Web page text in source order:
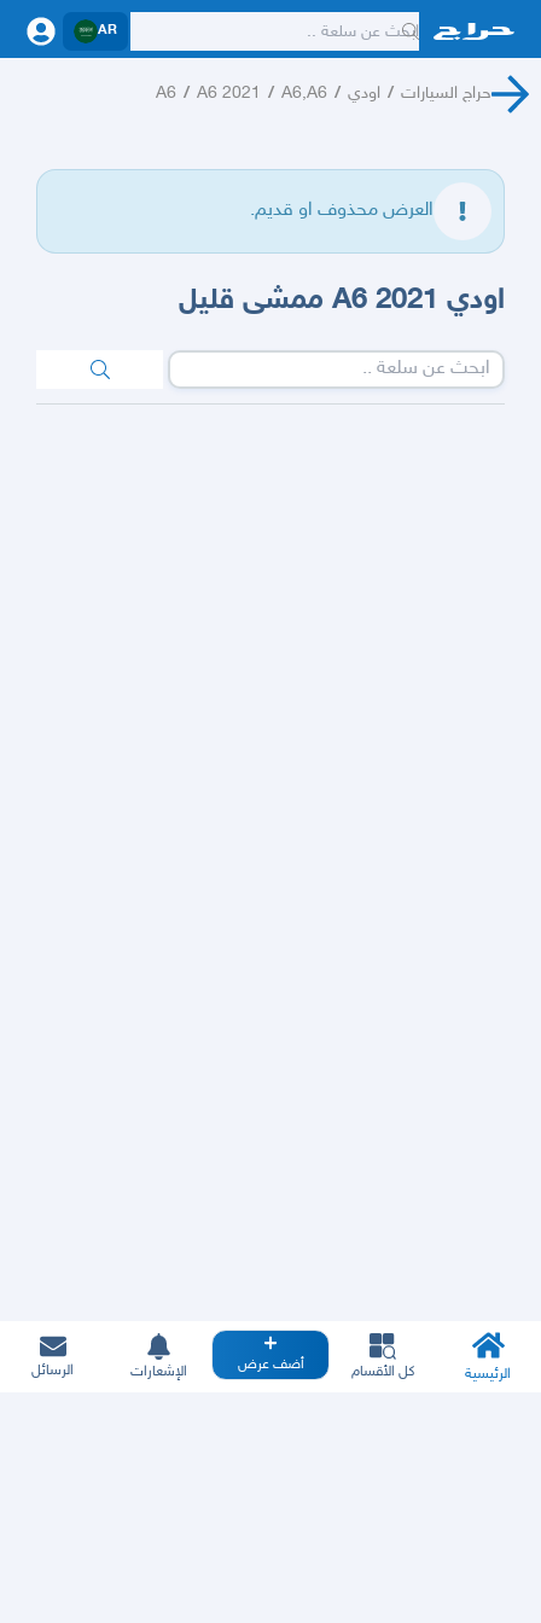
AR
حراج السيارات / اودي /
A6,A6
/
A6 2021
/
A6
العرض محذوف او قديم.
اودي A6 2021 ممشى قليل
الرئيسية كل الأقسام أضف عرض الإشعارات الرسائل